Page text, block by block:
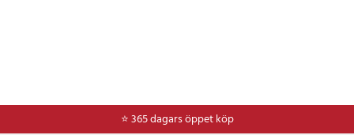
⭐ 365 dagars öppet köp